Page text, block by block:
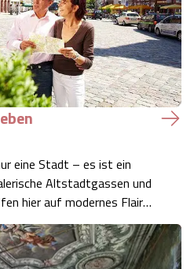
eine Stadt – es ist ein
Altstadtgassen und
hier auf modernes Flair
ob du zum ersten Mal
von einer neuen Seite
fin…